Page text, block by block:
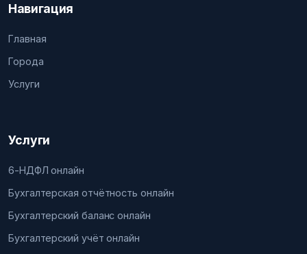
Навигация
Главная
Города
Услуги
Услуги
6-НДФЛ онлайн
Бухгалтерская отчётность онлайн
Бухгалтерский баланс онлайн
Бухгалтерский учёт онлайн